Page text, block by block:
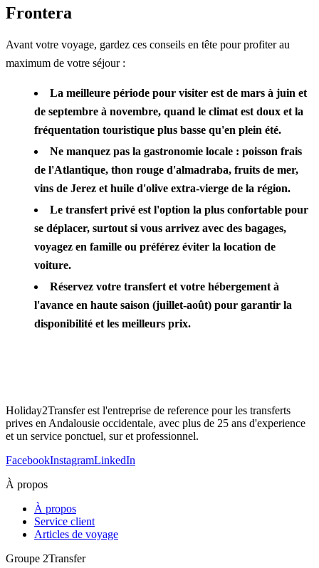
Frontera
Avant votre voyage, gardez ces conseils en tête pour profiter au
maximum de votre séjour :
La meilleure période pour visiter est de mars à juin et
de septembre à novembre, quand le climat est doux et la
fréquentation touristique plus basse qu'en plein été.
Ne manquez pas la gastronomie locale : poisson frais
de l'Atlantique, thon rouge d'almadraba, fruits de mer,
vins de Jerez et huile d'olive extra-vierge de la région.
Le transfert privé est l'option la plus confortable pour
se déplacer, surtout si vous arrivez avec des bagages,
voyagez en famille ou préférez éviter la location de
voiture.
Réservez votre transfert et votre hébergement à
l'avance en haute saison (juillet-août) pour garantir la
disponibilité et les meilleurs prix.
Holiday2Transfer est l'entreprise de reference pour les transferts
prives en Andalousie occidentale, avec plus de 25 ans d'experience
et un service ponctuel, sur et professionnel.
FacebookInstagramLinkedIn
À propos
À propos
Service client
Articles de voyage
Groupe 2Transfer